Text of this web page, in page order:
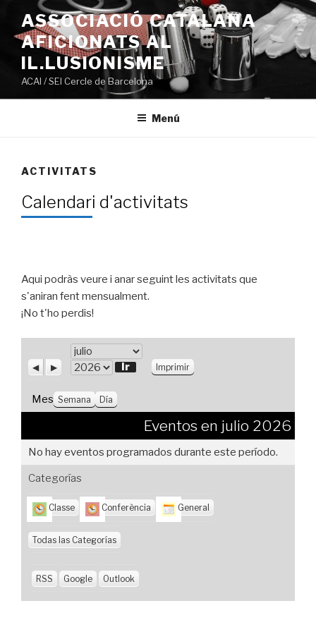
contenido
ASSOCIACIÓ CATALANA
AFICIONATS AL
IL.LUSIONISME
ACAI / SEI Cercle de Barcelona
Menú
ACTIVITATS
Calendari d'activitats
Aqui podràs veure i anar seguint les activitats que
s'aniran fent mensualment.
¡No t'ho perdis!
A
n
e
r
o
r
S
i
g
u
i
n
t
e
M
eA
o
Imprimir V
i
a
s
Mes Semana Día
Eventos en julio 2026
No hay eventos programados durante este período.
Categorías
Classe Conferència General
Todas las Categorías
RSS Google Outlook